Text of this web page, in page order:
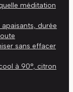
méditation
durée
sans effacer
à 90°, citron